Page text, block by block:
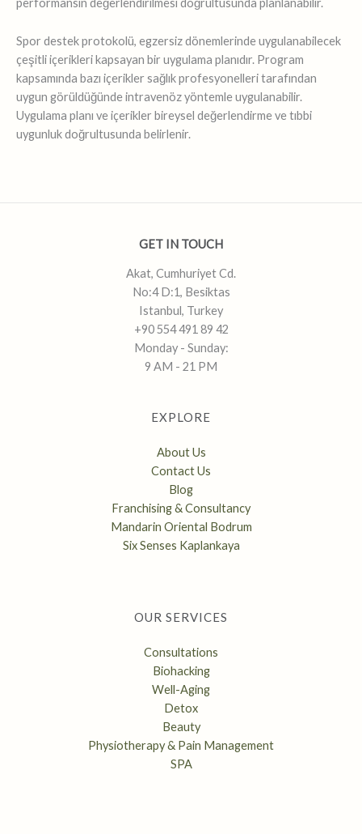
performansın değerlendirilmesi doğrultusunda planlanabilir.
Spor destek protokolü, egzersiz dönemlerinde uygulanabilecek
çeşitli içerikleri kapsayan bir uygulama planıdır. Program
kapsamında bazı içerikler sağlık profesyonelleri tarafından
uygun görüldüğünde intravenöz yöntemle uygulanabilir.
Uygulama planı ve içerikler bireysel değerlendirme ve tıbbi
uygunluk doğrultusunda belirlenir.
GET IN TOUCH
Akat, Cumhuriyet Cd.
No:4 D:1, Besiktas
Istanbul, Turkey
+90 554 491 89 42
Monday - Sunday:
9 AM - 21 PM
EXPLORE
About Us
Contact Us
Blog
Franchising & Consultancy
Mandarin Oriental Bodrum
Six Senses Kaplankaya
OUR SERVICES
Consultations
Biohacking
Well-Aging
Detox
Beauty
Physiotherapy & Pain Management
SPA